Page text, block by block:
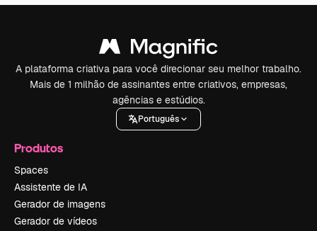
A plataforma criativa para você direcionar seu melhor trabalho.
Mais de 1 milhão de assinantes entre criativos, empresas,
agências e estúdios.
Português
Produtos
Spaces
Assistente de IA
Gerador de imagens
Gerador de vídeos